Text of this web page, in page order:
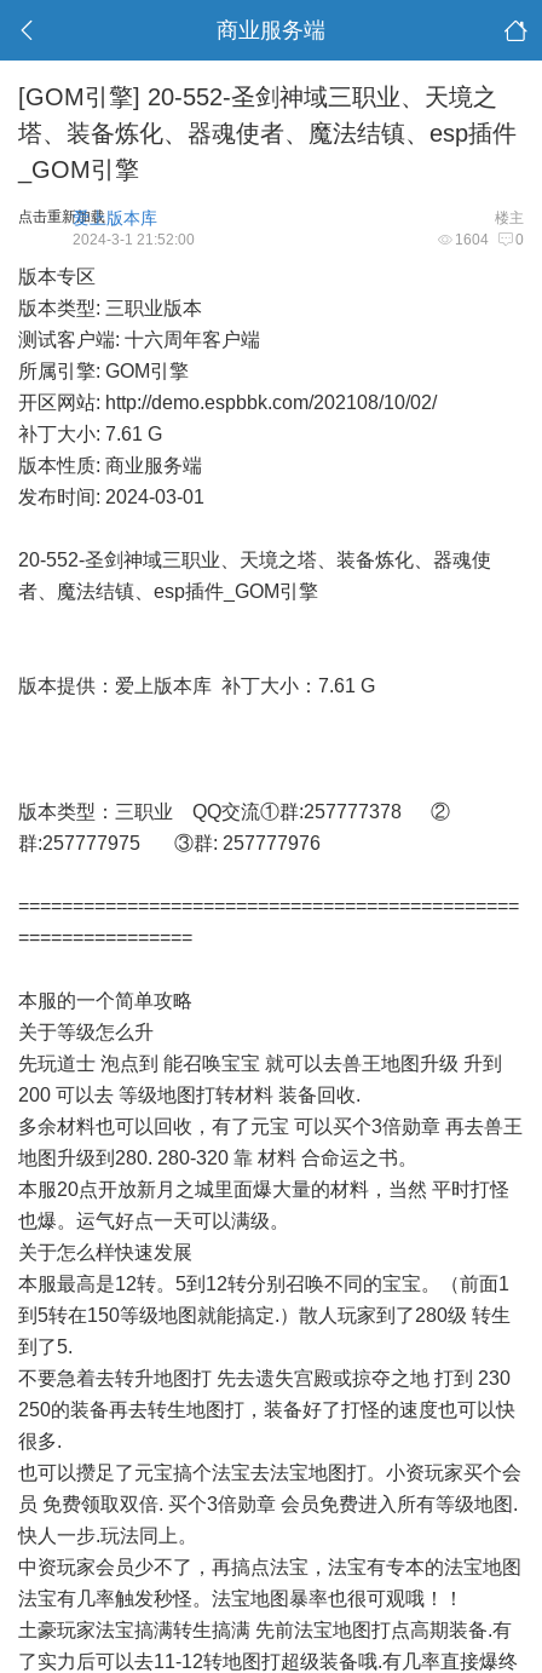
商业服务端
[GOM引擎] 20-552-圣剑神域三职业、天境之
塔、装备炼化、器魂使者、魔法结镇、esp插件
_GOM引擎
点击重新加载 楼主
爱上版本库
1604 0
2024-3-1 21:52:00
版本专区
版本类型: 三职业版本
测试客户端: 十六周年客户端
所属引擎: GOM引擎
开区网站: http://demo.espbbk.com/202108/10/02/
补丁大小: 7.61 G
版本性质: 商业服务端
发布时间: 2024-03-01
20-552-圣剑神域三职业、天境之塔、装备炼化、器魂使
者、魔法结镇、esp插件_GOM引擎
版本提供：爱上版本库 补丁大小：7.61 G
版本类型：三职业 QQ交流①群:257777378 ②
群:257777975 ③群: 257777976
==============================================
================
本服的一个简单攻略
关于等级怎么升
先玩道士 泡点到 能召唤宝宝 就可以去兽王地图升级 升到
200 可以去 等级地图打转材料 装备回收.
多余材料也可以回收，有了元宝 可以买个3倍勋章 再去兽王
地图升级到280. 280-320 靠 材料 合命运之书。
本服20点开放新月之城里面爆大量的材料，当然 平时打怪
也爆。运气好点一天可以满级。
关于怎么样快速发展
本服最高是12转。5到12转分别召唤不同的宝宝。（前面1
到5转在150等级地图就能搞定.）散人玩家到了280级 转生
到了5.
不要急着去转升地图打 先去遗失宫殿或掠夺之地 打到 230
250的装备再去转生地图打，装备好了打怪的速度也可以快
很多.
也可以攒足了元宝搞个法宝去法宝地图打。小资玩家买个会
员 免费领取双倍. 买个3倍勋章 会员免费进入所有等级地图.
快人一步.玩法同上。
中资玩家会员少不了，再搞点法宝，法宝有专本的法宝地图
法宝有几率触发秒怪。法宝地图暴率也很可观哦！！
土豪玩家法宝搞满转生搞满 先前法宝地图打点高期装备.有
了实力后可以去11-12转地图打超级装备哦.有几率直接爆终